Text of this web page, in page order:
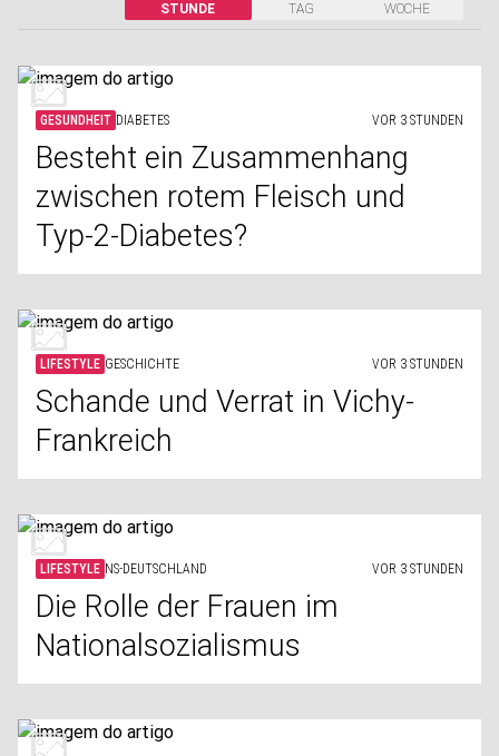
STUNDE
TAG
WOCHE
GESUNDHEIT DIABETES VOR 3 STUNDEN
Besteht ein Zusammenhang
zwischen rotem Fleisch und
Typ-2-Diabetes?
LIFESTYLE GESCHICHTE VOR 3 STUNDEN
Schande und Verrat in Vichy-
Frankreich
LIFESTYLE NS-DEUTSCHLAND VOR 3 STUNDEN
Die Rolle der Frauen im
Nationalsozialismus